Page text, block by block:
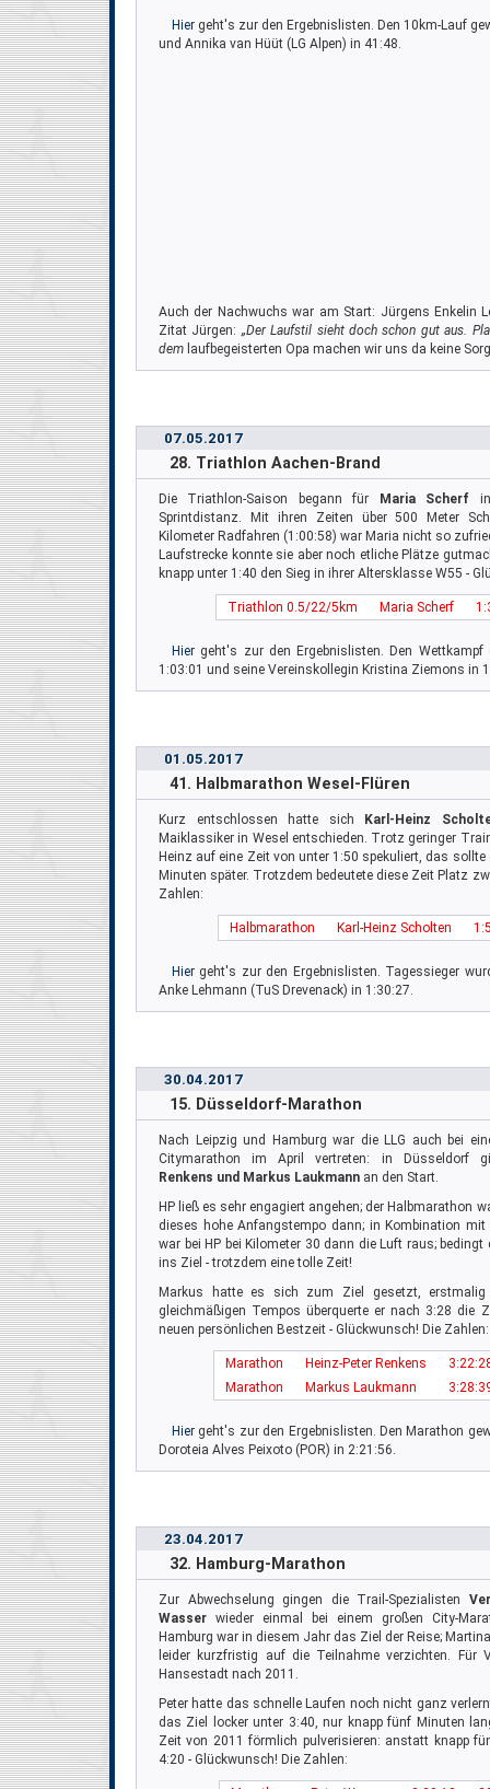
Hier geht's zur den Ergebnislisten. Den 10km-Lauf
und Annika van Hüüt (LG Alpen) in 41:48.
Auch der Nachwuchs war am Start: Jürgens Enkelin
Zitat Jürgen: „Der Laufstil sieht doch schon gut aus.
dem laufbegeisterten Opa machen wir uns da keine
07.05.2017
28. Triathlon Aachen-Brand
Die Triathlon-Saison begann für Maria Scherf
Sprintdistanz. Mit ihren Zeiten über 500 Meter
Kilometer Radfahren (1:00:58) war Maria nicht so
Laufstrecke konnte sie aber noch etliche Plätze
knapp unter 1:40 den Sieg in ihrer Altersklasse W55 -
Triathlon 0.5/22/5km Maria Scherf
Hier geht's zur den Ergebnislisten. Den Wettkampf
1:03:01 und seine Vereinskollegin Kristina Ziemons in
01.05.2017
41. Halbmarathon Wesel-Flüren
Kurz entschlossen hatte sich
Karl-Heinz
Maiklassiker in Wesel entschieden. Trotz geringer
Heinz auf eine Zeit von unter 1:50 spekuliert, das
Minuten später. Trotzdem bedeutete diese Zeit Platz
Zahlen:
Halbmarathon Karl-Heinz Scholten
Hier geht's zur den Ergebnislisten. Tagessieger
Anke Lehmann (TuS Drevenack) in 1:30:27.
30.04.2017
15. Düsseldorf-Marathon
Nach Leipzig und Hamburg war die LLG auch bei
Citymarathon im April vertreten: in Düsseldorf
Renkens und Markus Laukmann an den Start.
HP ließ es sehr engagiert angehen; der Halbmarathon
dieses hohe Anfangstempo dann; in Kombination
war bei HP bei Kilometer 30 dann die Luft raus;
ins Ziel - trotzdem eine tolle Zeit!
Markus hatte es sich zum Ziel gesetzt,
gleichmäßigen Tempos überquerte er nach 3:28
neuen persönlichen Bestzeit - Glückwunsch! Die Zahlen:
Marathon Heinz-Peter Renkens
Marathon
Markus Laukmann
Hier geht's zur den Ergebnislisten. Den Marathon
Doroteia Alves Peixoto (POR) in 2:21:56.
23.04.2017
32. Hamburg-Marathon
Zur Abwechselung gingen die Trail-Spezialisten
Wasser wieder einmal bei einem großen City-
Hamburg war in diesem Jahr das Ziel der Reise;
leider kurzfristig auf die Teilnahme verzichten.
Hansestadt nach 2011.
Peter hatte das schnelle Laufen noch nicht ganz
das Ziel locker unter 3:40, nur knapp fünf Minuten
Zeit von 2011 förmlich pulverisieren: anstatt knapp
4:20 - Glückwunsch! Die Zahlen: